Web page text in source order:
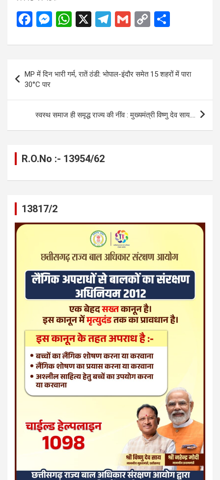
F
ce
b
o
o
k
M
se
g
er
W
at
s
A
p
p
X
T
e
gr
a
m
G
ail
C
py
Li
n
k
ar
e
navigation
MP में दिन भारी गर्म, रातें ठंडी: भोपाल-इंदौर समेत 15 शहरों में पारा
30°C पार
स्वस्थ समाज ही समृद्ध राज्य की नींव : मुख्यमंत्री विष्णु देव साय….
R.O.No :- 13954/62
13817/2